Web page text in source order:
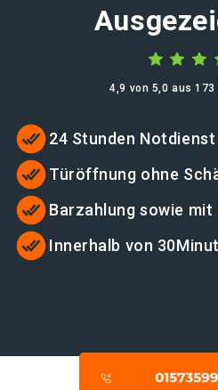
4,9 von 5,0 aus
24 Stunden Notdienst
Türöffnung ohne
Barzahlung sowie
Innerhalb von